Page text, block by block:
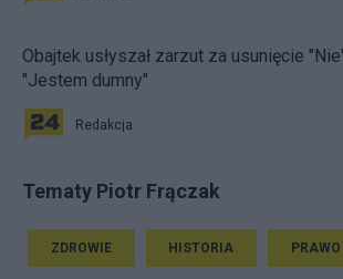
Obajtek usłyszał zarzut za usunięcie
"Jestem dumny"
Redakcja
Tematy Piotr Frączak
ZDROWIE HISTORIA PRAWO